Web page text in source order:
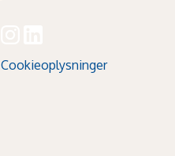
Cookieoplysninger